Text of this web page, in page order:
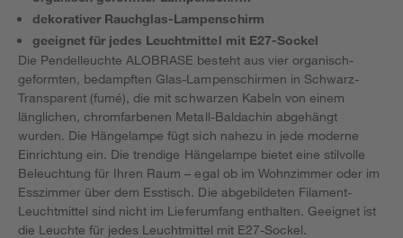
dekorativer Rauchglas-Lampenschirm
geeignet für jedes Leuchtmittel mit E27-Sockel
Die Pendelleuchte ALOBRASE besteht aus vier organisch-
geformten, bedampften Glas-Lampenschirmen in Schwarz-
Transparent (fumé), die mit schwarzen Kabeln von einem
länglichen, chromfarbenen Metall-Baldachin abgehängt
wurden. Die Hängelampe fügt sich nahezu in jede moderne
Einrichtung ein. Die trendige Hängelampe bietet eine stilvolle
Beleuchtung für Ihren Raum – egal ob im Wohnzimmer oder im
Esszimmer über dem Esstisch. Die abgebildeten Filament-
Leuchtmittel sind nicht im Lieferumfang enthalten. Geeignet ist
die Leuchte für jedes Leuchtmittel mit E27-Sockel.